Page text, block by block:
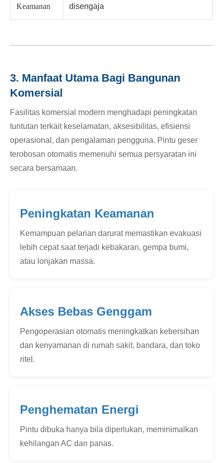
Keamanan disengaja
3. Manfaat Utama Bagi Bangunan
Komersial
Fasilitas komersial modern menghadapi peningkatan
tuntutan terkait keselamatan, aksesibilitas, efisiensi
operasional, dan pengalaman pengguna. Pintu geser
terobosan otomatis memenuhi semua persyaratan ini
secara bersamaan.
Peningkatan Keamanan
Kemampuan pelarian darurat memastikan evakuasi
lebih cepat saat terjadi kebakaran, gempa bumi,
atau lonjakan massa.
Akses Bebas Genggam
Pengoperasian otomatis meningkatkan kebersihan
dan kenyamanan di rumah sakit, bandara, dan toko
ritel.
Penghematan Energi
Pintu dibuka hanya bila diperlukan, meminimalkan
kehilangan AC dan panas.